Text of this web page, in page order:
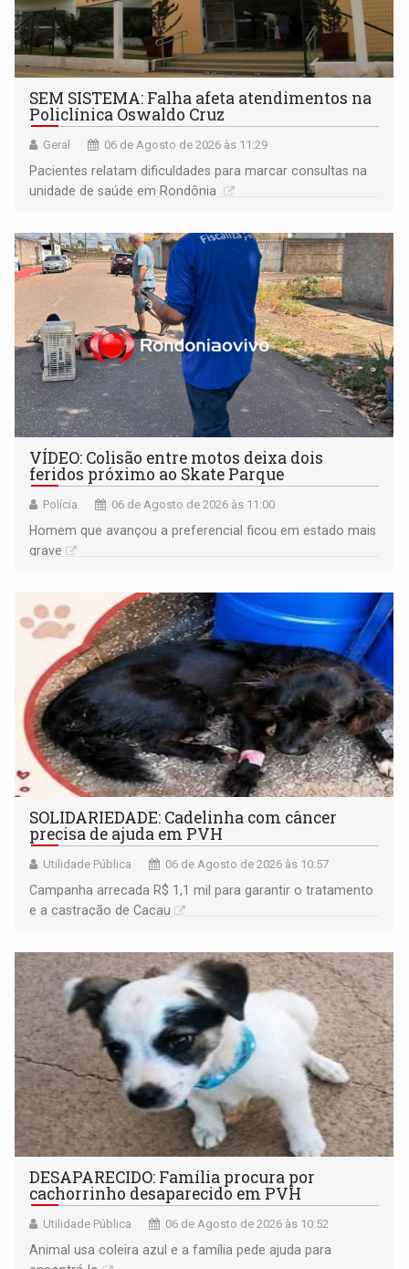
SEM SISTEMA: Falha afeta atendimentos na
Policlínica Oswaldo Cruz
Geral 06 de Agosto de 2026 às 11:29
Pacientes relatam dificuldades para marcar consultas na
unidade de saúde em Rondônia
VÍDEO: Colisão entre motos deixa dois
feridos próximo ao Skate Parque
Polícia 06 de Agosto de 2026 às 11:00
Homem que avançou a preferencial ficou em estado mais
grave
SOLIDARIEDADE: Cadelinha com câncer
precisa de ajuda em PVH
Utilidade Pública 06 de Agosto de 2026 às 10:57
Campanha arrecada R$ 1,1 mil para garantir o tratamento
e a castração de Cacau
DESAPARECIDO: Família procura por
cachorrinho desaparecido em PVH
Utilidade Pública 06 de Agosto de 2026 às 10:52
Animal usa coleira azul e a família pede ajuda para